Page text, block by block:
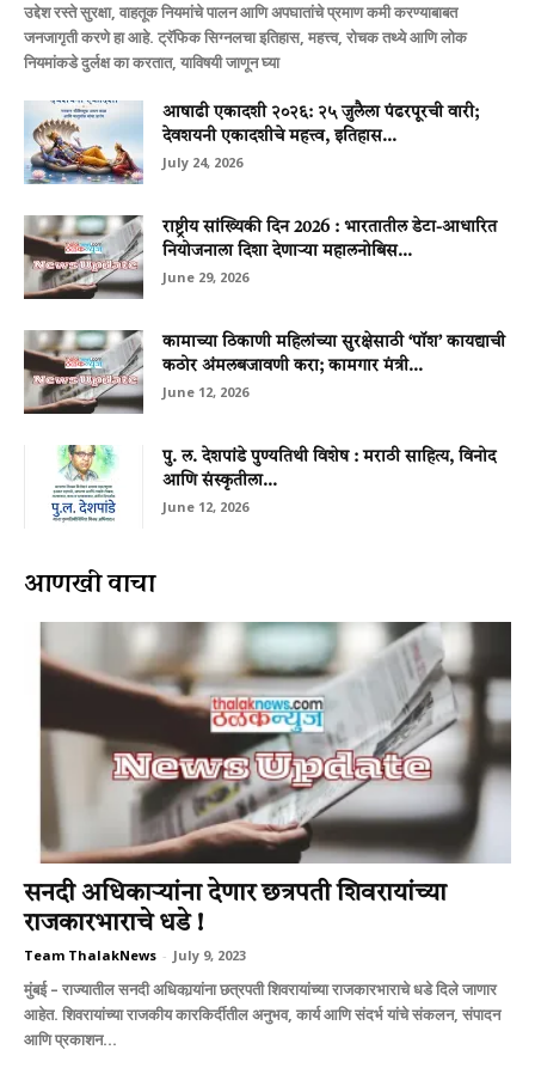
उद्देश रस्ते सुरक्षा, वाहतूक नियमांचे पालन आणि अपघातांचे प्रमाण कमी करण्याबाबत
जनजागृती करणे हा आहे. ट्रॅफिक सिग्नलचा इतिहास, महत्त्व, रोचक तथ्ये आणि लोक
नियमांकडे दुर्लक्ष का करतात, याविषयी जाणून घ्या
आषाढी एकादशी २०२६: २५ जुलैला पंढरपूरची वारी;
देवशयनी एकादशीचे महत्त्व, इतिहास...
July 24, 2026
राष्ट्रीय सांख्यिकी दिन 2026 : भारतातील डेटा-आधारित
नियोजनाला दिशा देणाऱ्या महालनोबिस...
June 29, 2026
कामाच्या ठिकाणी महिलांच्या सुरक्षेसाठी ‘पॉश’ कायद्याची
कठोर अंमलबजावणी करा; कामगार मंत्री...
June 12, 2026
पु. ल. देशपांडे पुण्यतिथी विशेष : मराठी साहित्य, विनोद
आणि संस्कृतीला...
June 12, 2026
आणखी वाचा
सनदी अधिकार्‍यांना देणार छत्रपती शिवरायांच्‍या
राजकारभाराचे धडे !
Team ThalakNews - July 9, 2023
मुंबई – राज्‍यातील सनदी अधिकार्‍यांना छत्रपती शिवरायांच्‍या राजकारभाराचे धडे दिले जाणार
आहेत. शिवरायांच्‍या राजकीय कारकिर्दीतील अनुभव, कार्य आणि संदर्भ यांचे संकलन, संपादन
आणि प्रकाशन...